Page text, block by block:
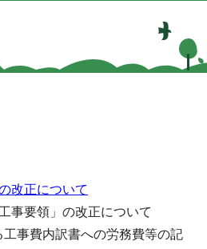
改正について
事要領」の改正について
工事費内訳書への労務費等の記